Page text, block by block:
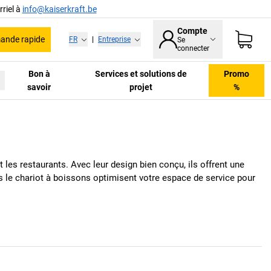
à info@kaiserkraft.be
rapide FR Entreprise
Compte
Se
connecter
Bon à
savoir
Services et solutions de
projet
Promo
%
restaurants. Avec leur design bien conçu, ils offrent une
chariot à boissons optimisent votre espace de service pour